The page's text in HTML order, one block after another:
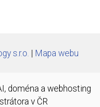
s.r.o. | Mapa webu
doména a webhosting
v ČR